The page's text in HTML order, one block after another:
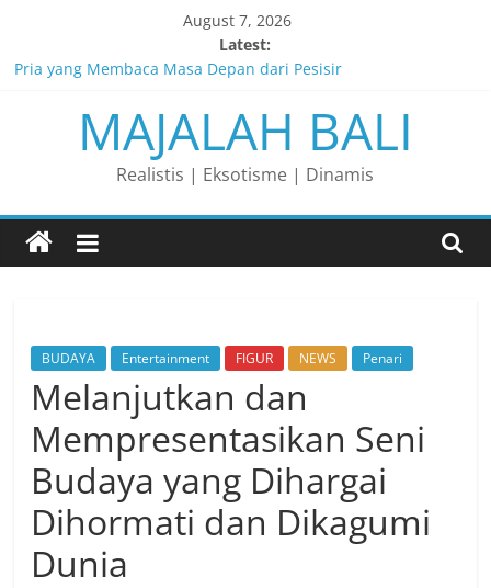
content
August 7, 2026
Latest:
Pria yang Membaca Masa Depan dari Pesisir
Membaca Peluang, Menaklukkan Tantangan, dan Membangun
Bisnis Peternakan yang Berkelanjutan
Lelaki yang Mengubah Garis Menjadi Masa Depan
Matahari yang Lahir di Pulau Dewata
Perjalanan Panjang di Balik Rasa yang Dicintai Banyak Orang
MAJALAH BALI
Realistis | Eksotisme | Dinamis
BUDAYA Entertainment FIGUR NEWS Penari
Melanjutkan dan
Mempresentasikan Seni
Budaya yang Dihargai
Dihormati dan Dikagumi
Dunia